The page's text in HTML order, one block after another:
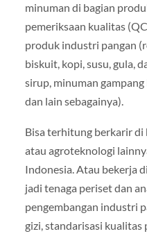
minuman di bagian
pemeriksaan kualitas
produk industri pangan
biskuit, kopi, susu, gula,
sirup, minuman
dan lain sebagainya).
Bisa terhitung berkarir
atau agroteknologi
Indonesia. Atau bekerja
jadi tenaga periset dan
pengembangan industri
gizi, standarisasi kualitas